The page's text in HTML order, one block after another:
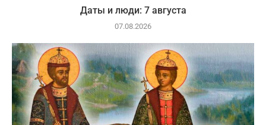
Даты и люди: 7 августа
07.08.2026